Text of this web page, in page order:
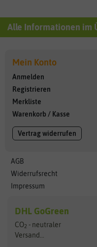
Alle Informationen im
Mein Konto
Anmelden
Registrieren
Merkliste
Warenkorb / Kasse
Vertrag widerrufen
AGB
Widerrufsrecht
Impressum
DHL GoGreen
CO2 - neutraler
Versand...